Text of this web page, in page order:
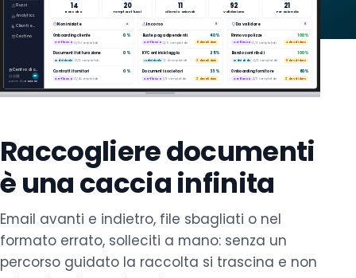
Richiedi una demo
Flussi
Analytics
Clienti e aziende
Cestino
Centro di controllo
AK
powered byKamzan
14
Raccolte
20
Template flussi
11
Clienti e aziende
92
Validazione
21
Per azienda
Non iniziate 4
Onboarding cliente 0%
Co-flusso 0/3 completati
Documenti fatturazione 0%
Individuale 0/2 completati
Contratti fornitori 0%
Co-flusso 0/4 completati
In corso
Buste paga dipendenti 40%
Co-flusso 2/5 completati 6 da validare
KYC antiriciclaggio 25%
Individuale 1/4 completati 3 da validare
Documenti societari 33%
Co-flusso 1/3 completati 2 da validare
Da validare
Rinnovo polizze 100%
Co-flusso 3/3 completati 4 da validare
Bando contributi 100%
Individuale 2/2 completati 5 da validare
Onboarding fornitore 80%
Co-flusso 4/5 completati 2 da validare
Raccogliere documenti
è una caccia infinita
Email avanti e indietro, file sbagliati o nel
formato errato, solleciti a mano: senza un
percorso guidato la raccolta si trascina e non